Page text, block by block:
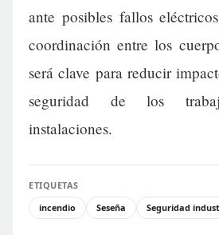
ante posibles fallos
coordinación entre los
será clave para reducir
seguridad de los
instalaciones.
ETIQUETAS
incendio
Seseña Seguridad